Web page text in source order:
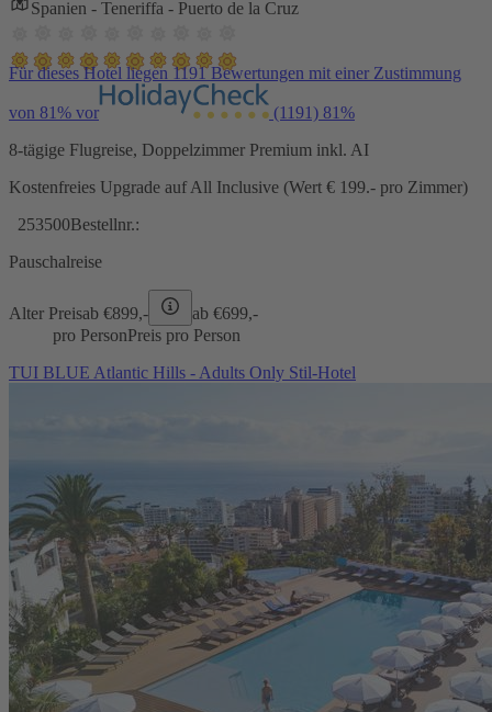
Spanien - Teneriffa - Puerto de la Cruz
Für dieses Hotel liegen 1191 Bewertungen mit einer Zustimmung
von 81% vor (1191) 81%
8-tägige Flugreise, Doppelzimmer Premium inkl. AI
Kostenfreies Upgrade auf All Inclusive (Wert € 199.- pro Zimmer)
253500Bestellnr.:
Pauschalreise
Alter Preisab €899,- ab €699,-
pro PersonPreis pro Person
TUI BLUE Atlantic Hills - Adults Only Stil-Hotel